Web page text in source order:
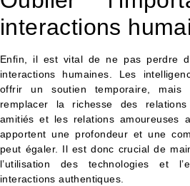
interactions
Enfin, il est vital de ne pas perdre
interactions humaines. Les
offrir un soutien temporaire,
remplacer la richesse des
amitiés et les relations amoureuses
apportent une profondeur et une
peut égaler. Il est donc crucial de
l’utilisation des technologies et
interactions authentiques.